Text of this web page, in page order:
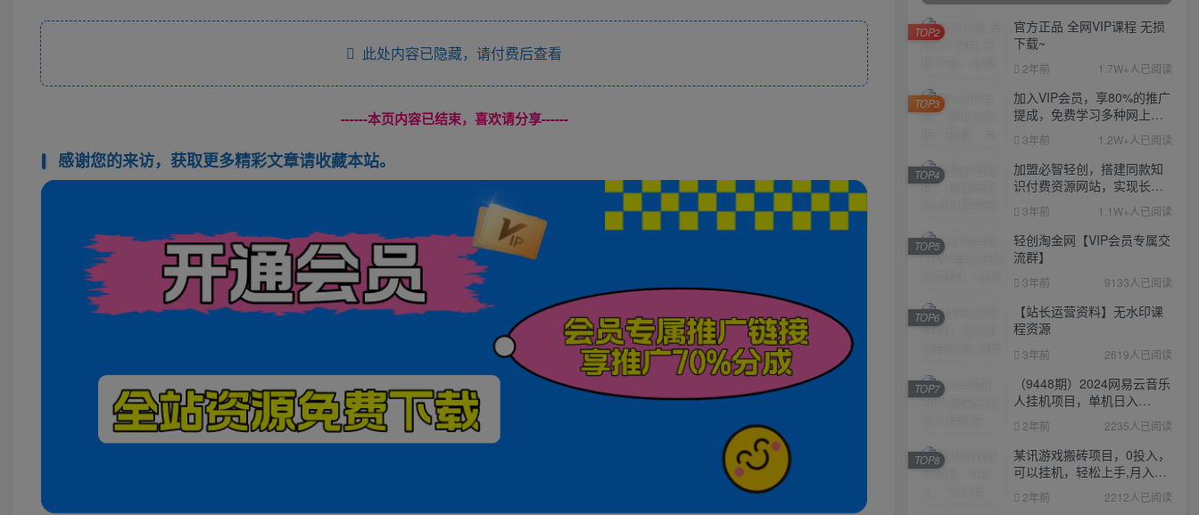
此处内容已隐藏，请付费后查看
------本页内容已结束，喜欢请分享------
感谢您的来访，获取更多精彩文章请收藏本站。
官方正品 全网VIP课程 无损
下载~
2年前 1.7W+人已阅读
TOP2
加入VIP会员，享80%的推广
提成，免费学习多种网上创
业课程，菜鸟秒变大神！
3年前 1.2W+人已阅读
TOP3
加盟必智轻创，搭建同款知
识付费资源网站，实现长期
稳定被动收入~
3年前 1.1W+人已阅读
TOP4
轻创淘金网【VIP会员专属交
流群】
3年前 9133人已阅读
TOP5
【站长运营资料】无水印课
程资源
3年前 2619人已阅读
TOP6
（9448期）2024网易云音乐
人挂机项目，单机日入
150+，无脑月入5000+
2年前 2235人已阅读
TOP7
某讯游戏搬砖项目，0投入，
可以挂机，轻松上手,月入
3000+上不封顶
2年前 2212人已阅读
TOP8